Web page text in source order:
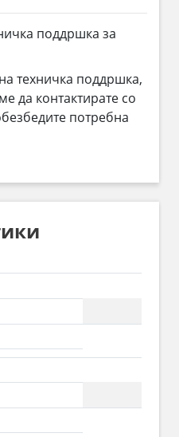
поддршка за
техничка поддршка,
да контактирате со
потребна